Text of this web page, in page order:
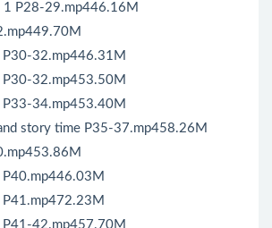
P28-29.mp446.16M
32.mp446.31M
32.mp453.50M
34.mp453.40M
story time P35-37.mp458.26M
42.mp457.70M